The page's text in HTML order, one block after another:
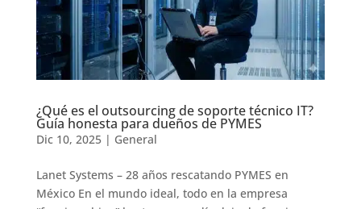
¿Qué es el outsourcing de soporte técnico IT?
Guía honesta para dueños de PYMES
Dic 10, 2025| General
Lanet Systems – 28 años rescatando PYMES en
México En el mundo ideal, todo en la empresa